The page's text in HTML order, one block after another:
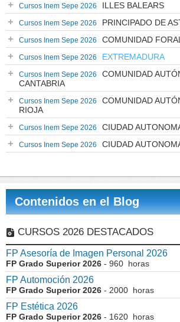
Cursos Inem Sepe 2026 ILLES BALEARS
Cursos Inem Sepe 2026 PRINCIPADO DE
Cursos Inem Sepe 2026 COMUNIDAD
Cursos Inem Sepe 2026 EXTREMADURA
Cursos Inem Sepe 2026
COMUNIDAD
CANTABRIA
Cursos Inem Sepe 2026
COMUNIDAD
RIOJA
Cursos Inem Sepe 2026 CIUDAD
Cursos Inem Sepe 2026 CIUDAD
Contenidos en el Blog
CURSOS 2026 DESTACADOS
FP Asesoría de Imagen Personal 2026
FP Grado Superior 2026 - 960 horas
FP Automoción 2026
FP Grado Superior 2026 - 2000 horas
FP Estética 2026
FP Grado Superior 2026 - 1620 horas